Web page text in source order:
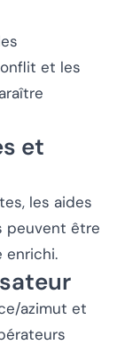
et les
et
les aides
peuvent être
enrichi.
azimut et